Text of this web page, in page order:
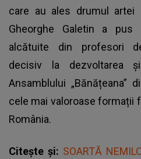
care au ales drumul artei
Gheorghe Galetin a pus
alcătuite din profesori
decisiv la dezvoltarea
Ansamblului „Bănățeana”
cele mai valoroase formații
România.
Citește și: SOARTĂ